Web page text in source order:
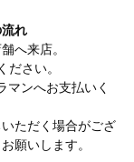
れ
へ来店。
ださい。
マンへお支払いく
ただく場合がござ
願いします。